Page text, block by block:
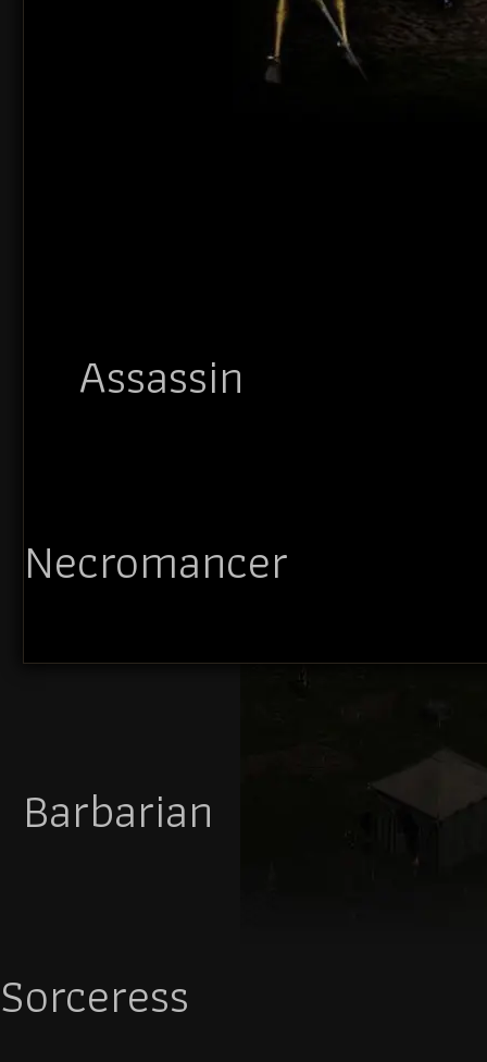
Assassin
Necromancer
Barbarian
Sorceress